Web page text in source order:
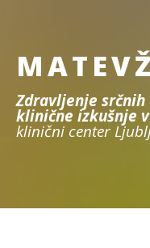
Zdravljenje
klinične izkušnje
klinični center